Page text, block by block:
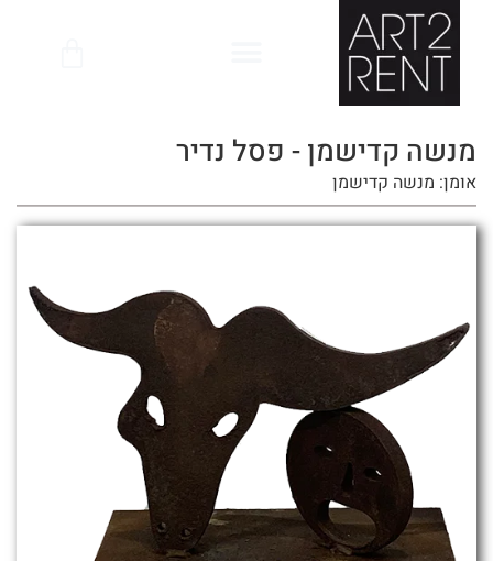
מנשה קדישמן - פסל נדיר
אומן: מנשה קדישמן